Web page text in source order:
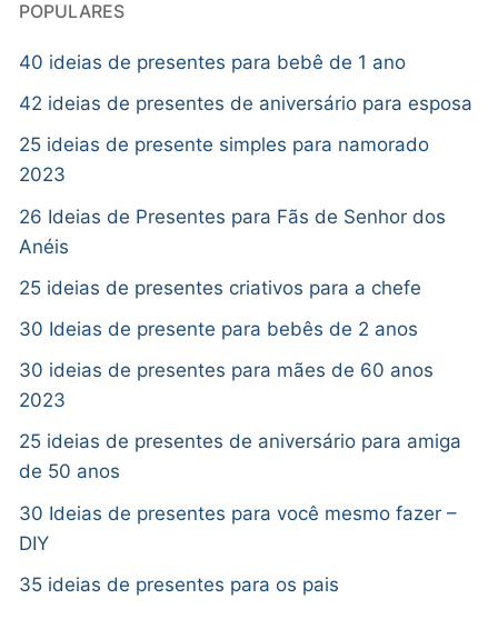
POPULARES
40 ideias de presentes para bebê de 1 ano
42 ideias de presentes de aniversário para esposa
25 ideias de presente simples para namorado
2023
26 Ideias de Presentes para Fãs de Senhor dos
Anéis
25 ideias de presentes criativos para a chefe
30 Ideias de presente para bebês de 2 anos
30 ideias de presentes para mães de 60 anos
2023
25 ideias de presentes de aniversário para amiga
de 50 anos
30 Ideias de presentes para você mesmo fazer –
DIY
35 ideias de presentes para os pais